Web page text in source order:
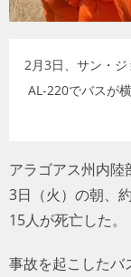
2月3日、サン・
AL-220でバスが
アラゴアス州内陸
3日（火）の朝、
15人が死亡した。
事故を起こしたバ